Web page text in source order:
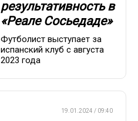
результативность в
«Реале Сосьедаде»
Футболист выступает за
испанский клуб с августа
2023 года
19.01.2024 / 09:40